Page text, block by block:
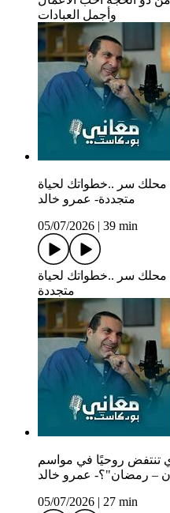
وأجمل العبادات
سر ..خطواتك لحياة
متجددة- عمرو خالد
05/07/2026
39 min
سر ..خطواتك لحياة
متجددة
تنتفض روحيًا في مواسم
– رمضان"؟- عمرو خالد
05/07/2026
27 min